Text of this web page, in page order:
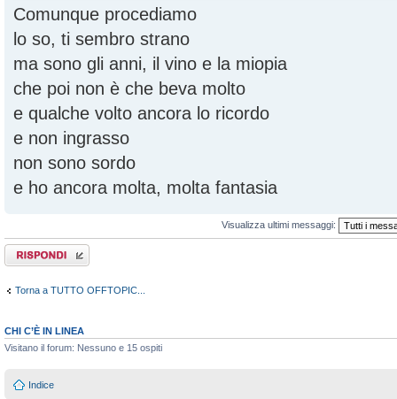
Comunque procediamo
lo so, ti sembro strano
ma sono gli anni, il vino e la miopia
che poi non è che beva molto
e qualche volto ancora lo ricordo
e non ingrasso
non sono sordo
e ho ancora molta, molta fantasia
Visualizza ultimi messaggi:
Rispondi al
messaggio
Torna a TUTTO OFFTOPIC...
CHI C’È IN LINEA
Visitano il forum: Nessuno e 15 ospiti
Indice